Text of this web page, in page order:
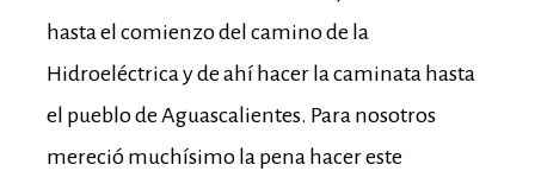
hasta el comienzo del camino de la
Hidroeléctrica y de ahí hacer la caminata hasta
el pueblo de Aguascalientes. Para nosotros
mereció muchísimo la pena hacer este